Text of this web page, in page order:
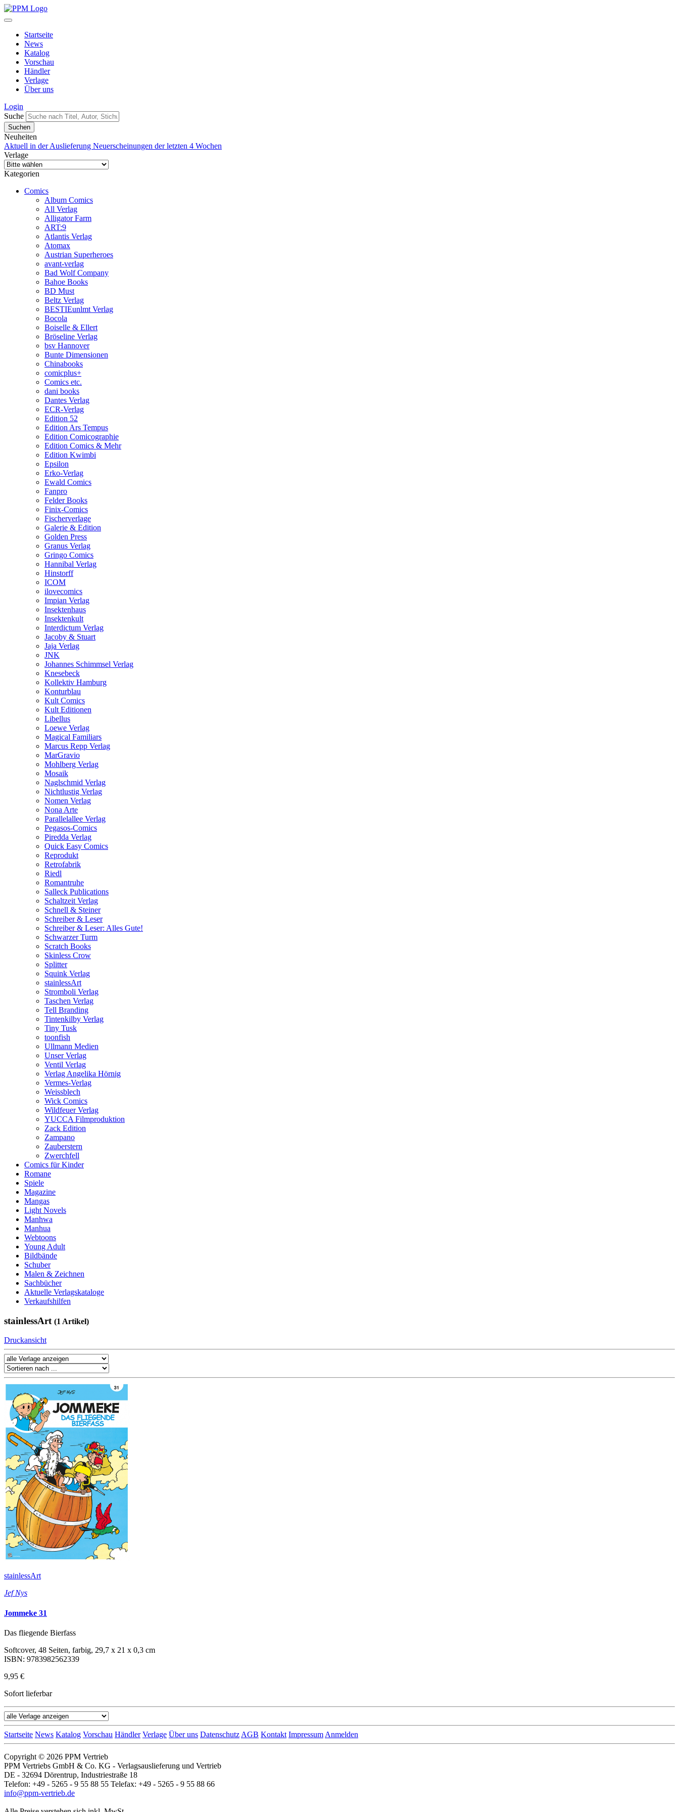
Startseite
News
Katalog
Vorschau
Händler
Verlage
Über uns
Login
Suche
Neuheiten
Aktuell in der Auslieferung Neuerscheinungen der letzten 4 Wochen
Verlage
Kategorien
Comics
Album Comics
All Verlag
Alligator Farm
ART:9
Atlantis Verlag
Atomax
Austrian Superheroes
avant-verlag
Bad Wolf Company
Bahoe Books
BD Must
Beltz Verlag
BESTIEunlmt Verlag
Bocola
Boiselle & Ellert
Bröseline Verlag
bsv Hannover
Bunte Dimensionen
Chinabooks
comicplus+
Comics etc.
dani books
Dantes Verlag
ECR-Verlag
Edition 52
Edition Ars Tempus
Edition Comicographie
Edition Comics & Mehr
Edition Kwimbi
Epsilon
Erko-Verlag
Ewald Comics
Fanpro
Felder Books
Finix-Comics
Fischerverlage
Galerie & Edition
Golden Press
Granus Verlag
Gringo Comics
Hannibal Verlag
Hinstorff
ICOM
ilovecomics
Impian Verlag
Insektenhaus
Insektenkult
Interdictum Verlag
Jacoby & Stuart
Jaja Verlag
JNK
Johannes Schimmsel Verlag
Knesebeck
Kollektiv Hamburg
Konturblau
Kult Comics
Kult Editionen
Libellus
Loewe Verlag
Magical Familiars
Marcus Repp Verlag
MarGravio
Mohlberg Verlag
Mosaik
Naglschmid Verlag
Nichtlustig Verlag
Nomen Verlag
Nona Arte
Parallelallee Verlag
Pegasos-Comics
Piredda Verlag
Quick Easy Comics
Reprodukt
Retrofabrik
Riedl
Romantruhe
Salleck Publications
Schaltzeit Verlag
Schnell & Steiner
Schreiber & Leser
Schreiber & Leser: Alles Gute!
Schwarzer Turm
Scratch Books
Skinless Crow
Splitter
Squink Verlag
stainlessArt
Stromboli Verlag
Taschen Verlag
Tell Branding
Tintenkilby Verlag
Tiny Tusk
toonfish
Ullmann Medien
Unser Verlag
Ventil Verlag
Verlag Angelika Hörnig
Vermes-Verlag
Weissblech
Wick Comics
Wildfeuer Verlag
YUCCA Filmproduktion
Zack Edition
Zampano
Zauberstern
Zwerchfell
Comics für Kinder
Romane
Spiele
Magazine
Mangas
Light Novels
Manhwa
Manhua
Webtoons
Young Adult
Bildbände
Schuber
Malen & Zeichnen
Sachbücher
Aktuelle Verlagskataloge
Verkaufshilfen
stainlessArt (1 Artikel)
Druckansicht
stainlessArt
Jef Nys
Jommeke 31
Das fliegende Bierfass
Softcover, 48 Seiten, farbig, 29,7 x 21 x 0,3 cm
ISBN: 9783982562339
9,95 €
Sofort lieferbar
Startseite News Katalog Vorschau Händler Verlage Über uns Datenschutz AGB Kontakt Impressum Anmelden
Copyright © 2026 PPM Vertrieb
PPM Vertriebs GmbH & Co. KG - Verlagsauslieferung und Vertrieb
DE - 32694 Dörentrup, Industriestraße 18
Telefon: +49 - 5265 - 9 55 88 55 Telefax: +49 - 5265 - 9 55 88 66
info@ppm-vertrieb.de